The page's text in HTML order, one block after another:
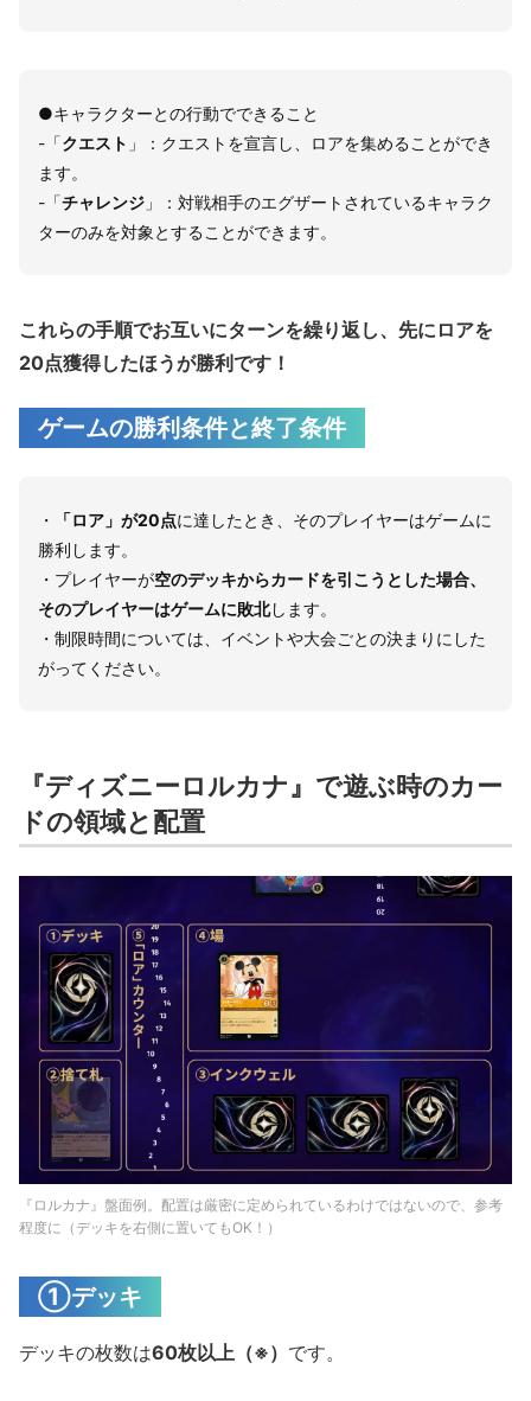
●キャラクターとの行動でできること
-「クエスト 」：クエストを宣言し、ロアを集めることができ
ます。
-「チャレンジ 」：対戦相手のエグザートされているキャラク
ターのみを対象とすることができます。
これらの手順でお互いにターンを繰り返し、先にロアを
20点獲得したほうが勝利です！
ゲームの勝利条件と終了条件
・ 「ロア」が20点に達したとき、そのプレイヤーはゲームに
勝利します。
・プレイヤーが空のデッキからカードを引こうとした場合、
そのプレイヤーはゲームに敗北します。
・制限時間については、イベントや大会ごとの決まりにした
がってください。
『ディズニーロルカナ』で遊ぶ時のカー
ドの領域と配置
『ロルカナ』盤面例。配置は厳密に定められているわけではないので、参考
程度に（デッキを右側に置いてもOK！）
①デッキ
デッキの枚数は60枚以上（※） です。